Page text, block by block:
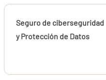
Seguro de ciberseguridad
y Protección de Datos